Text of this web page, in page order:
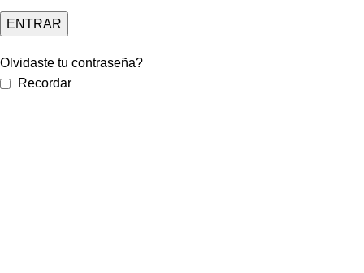
ENTRAR
Olvidaste tu contraseña?
Recordar